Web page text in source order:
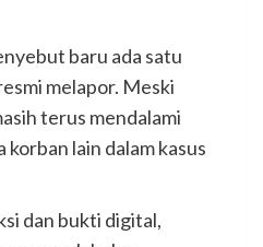
baru ada satu
melapor. Meski
terus mendalami
korban lain dalam kasus
dan bukti digital,